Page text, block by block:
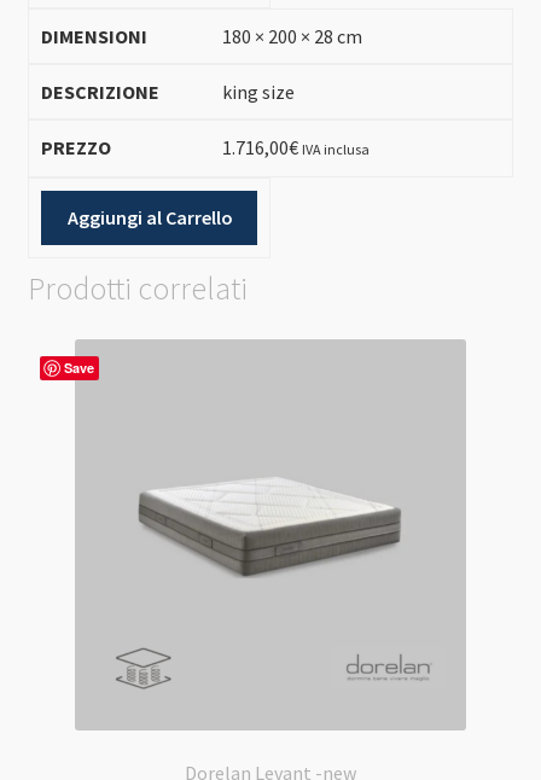
180 × 200 × 28 cm
king size
1.716,00€ IVA inclusa
Aggiungi al Carrello
Prodotti correlati
Save
Dorelan Levant -new